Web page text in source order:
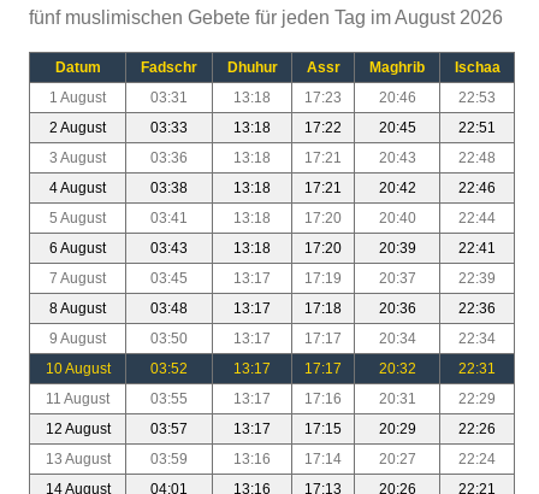
fünf muslimischen Gebete für jeden Tag im August 2026
Datum Fadschr Dhuhur Assr Maghrib
Ischaa
1 August
03:31 13:18 17:23 20:46
22:53
2 August
03:33 13:18 17:22 20:45
22:51
3 August
03:36 13:18 17:21 20:43
22:48
4 August
03:38 13:18 17:21 20:42
22:46
5 August
03:41 13:18 17:20 20:40
22:44
6 August
03:43 13:18 17:20 20:39
22:41
7 August
03:45 13:17 17:19 20:37
22:39
8 August
03:48 13:17 17:18 20:36
22:36
9 August
03:50 13:17 17:17 20:34
22:34
10 August
03:52 13:17 17:17 20:32
22:31
11 August
03:55 13:17 17:16 20:31
22:29
12 August
03:57 13:17 17:15 20:29
22:26
13 August
03:59 13:16 17:14 20:27
22:24
14 August
04:01 13:16 17:13 20:26 22:21